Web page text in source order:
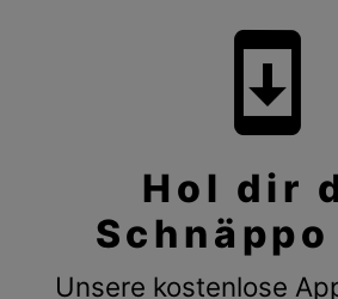
system_update
Hol dir
Unsere kostenlose